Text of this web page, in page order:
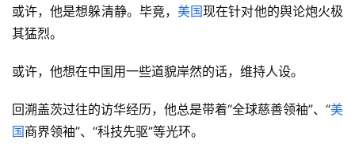
或许，他是想躲清静。毕竟，美国现在针对他的舆论炮火极
其猛烈。
或许，他想在中国用一些道貌岸然的话，维持人设。
回溯盖茨过往的访华经历，他总是带着“全球慈善领袖”、“美
国商界领袖”、“科技先驱”等光环。